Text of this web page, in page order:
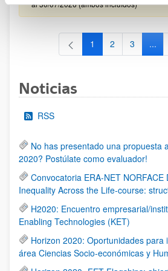
al 30/07/2026 (ambos incluídos)
Página
1 Página
2 Página
3 ...
Noticias
RSS
No has presentado una propuesta
2020? Postúlate como evaluador!
Convocatoria ERA-NET NORFACE
Inequality Across the Life-course:
H2020: Encuentro empresarial/
Enabling Technologies (KET)
Horizon 2020: Oportunidades para
área Ciencias Socio-económicas y